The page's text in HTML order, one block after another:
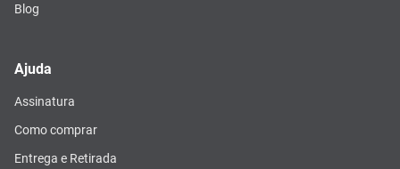
Blog
Ajuda
Assinatura
Como comprar
Entrega e Retirada